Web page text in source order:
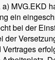
MVG.EKD
ein
bei der
der